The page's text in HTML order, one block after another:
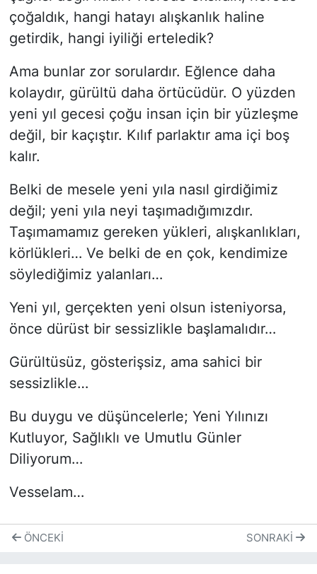
çoğaldık, hangi hatayı alışkanlık haline
getirdik, hangi iyiliği erteledik?
Ama bunlar zor sorulardır. Eğlence daha
kolaydır, gürültü daha örtücüdür. O yüzden
yeni yıl gecesi çoğu insan için bir yüzleşme
değil, bir kaçıştır. Kılıf parlaktır ama içi boş
kalır.
Belki de mesele yeni yıla nasıl girdiğimiz
değil; yeni yıla neyi taşımadığımızdır.
Taşımamamız gereken yükleri, alışkanlıkları,
körlükleri… Ve belki de en çok, kendimize
söylediğimiz yalanları…
Yeni yıl, gerçekten yeni olsun isteniyorsa,
önce dürüst bir sessizlikle başlamalıdır…
Gürültüsüz, gösterişsiz, ama sahici bir
sessizlikle…
Bu duygu ve düşüncelerle; Yeni Yılınızı
Kutluyor, Sağlıklı ve Umutlu Günler
Diliyorum…
Vesselam…
ÖNCEKI SONRAKI